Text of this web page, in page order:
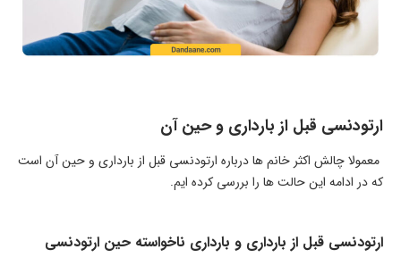
ارتودنسی قبل از بارداری و حین آن
معمولا چالش اکثر خانم ها درباره ارتودنسی قبل از بارداری و حین آن است
که در ادامه این حالت ها را بررسی کرده ایم.
ارتودنسی قبل از بارداری و بارداری ناخواسته حین ارتودنسی